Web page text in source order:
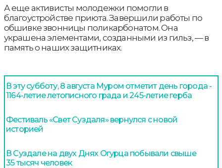
А еще активисты молодежки помогли в
благоустройстве приюта. Завершили работы по
обшивке звонницы поликарбонатом. Она
украшена элементами, созданными из гильз, — в
память о наших защитниках.
В эту субботу, 8 августа Муром отметит день города -
1164-летие летописного града и 245-летие герба
Фестиваль «Свет Суздаля» вернулся с новой
историей
В Суздале на двух Днях Огурца побывали свыше
35 тысяч человек